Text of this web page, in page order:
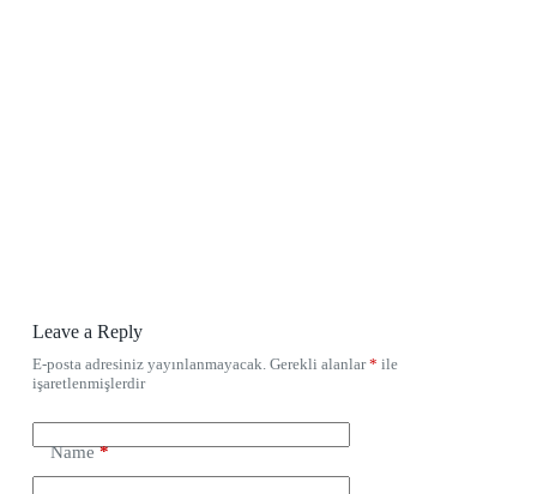
Leave a Reply
E-posta adresiniz yayınlanmayacak. Gerekli alanlar* ile
işaretlenmişlerdir
Name*